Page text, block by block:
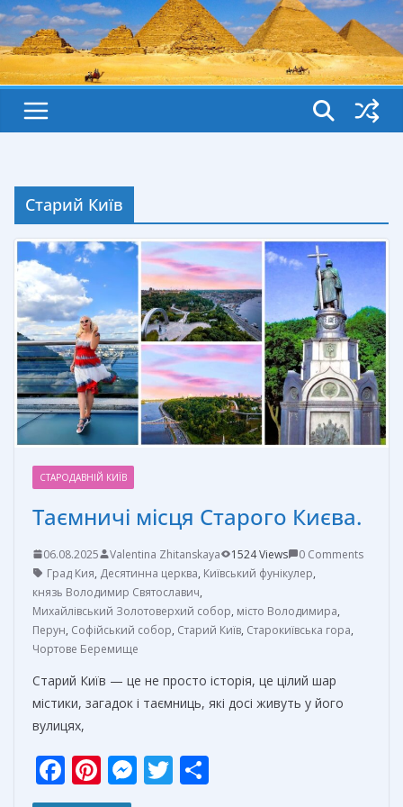
Старий Київ
СТАРОДАВНІЙ КИЇВ
Таємничі місця Старого Києва.
06.08.2025 Valentina Zhitanskaya 1524 Views
0 Comments
Град Кия, Десятинна церква, Київський фунікулер,
князь Володимир Святославич,
Михайлівський Золотоверхий собор, місто Володимира,
Перун, Софійський собор, Старий Київ, Старокиївська гора,
Чортове Беремище
Старий Київ — це не просто історія, це цілий шар
містики, загадок і таємниць, які досі живуть у його
вулицях,
F
ac
Pi
nt
M T